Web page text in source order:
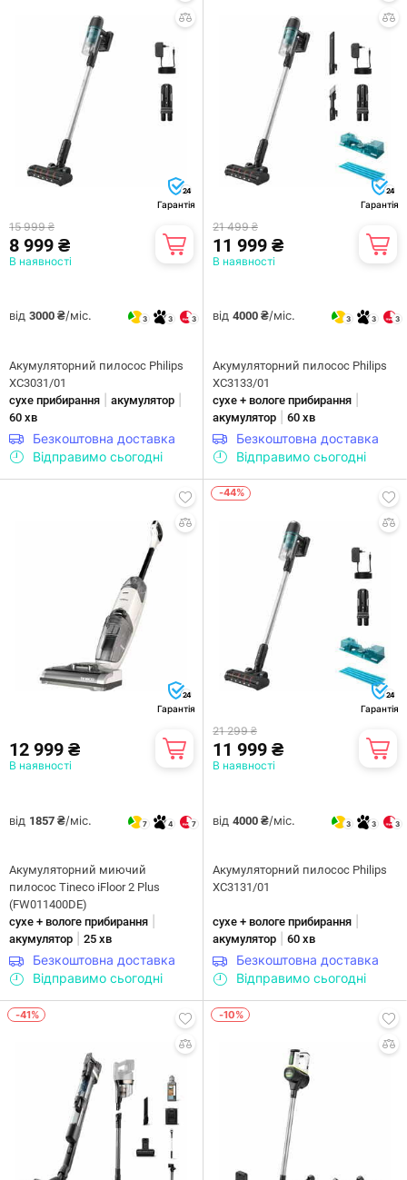
24
Гарантія
15 999 ₴
8 999 ₴
В наявності
від 3000 ₴/міс. 3 3 3
Акумуляторний пилосос Philips
XC3031/01
сухе прибирання
акумулятор
60 хв
Безкоштовна доставка
Відправимо сьогодні
24
Гарантія
21 499 ₴
11 999 ₴
В наявності
від 4000 ₴/міс. 3 3 3
Акумуляторний пилосос Philips
XC3133/01
сухе + вологе прибирання
акумулятор 60 хв
Безкоштовна доставка
Відправимо сьогодні
24
Гарантія
12 999 ₴
В наявності
від 1857 ₴/міс. 7 4 7
Акумуляторний миючий
пилосос Tineco iFloor 2 Plus
(FW011400DE)
сухе + вологе прибирання
акумулятор 25 хв
Безкоштовна доставка
Відправимо сьогодні
-44%
24
Гарантія
21 299 ₴
11 999 ₴
В наявності
від 4000 ₴/міс. 3 3 3
Акумуляторний пилосос Philips
XC3131/01
сухе + вологе прибирання
акумулятор 60 хв
Безкоштовна доставка
Відправимо сьогодні
-41% -10%